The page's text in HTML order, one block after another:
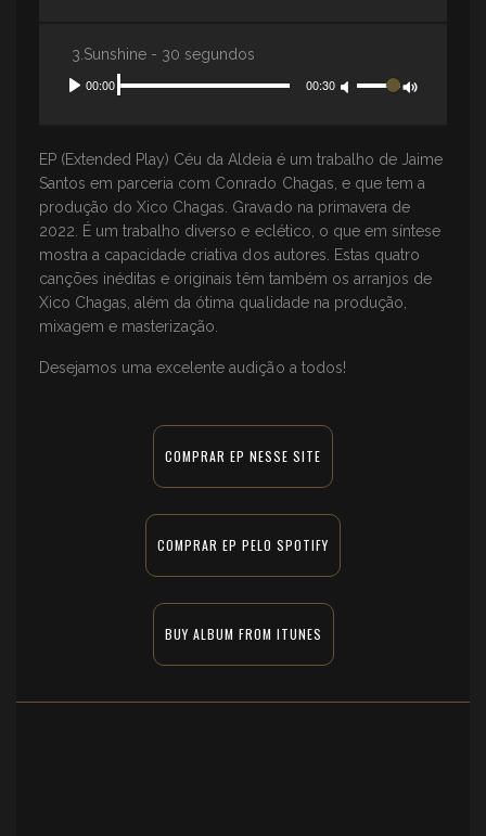
EP (Extended Play) Céu da Aldeia é um trabalho de Jaime
Santos em parceria com Conrado Chagas, e que tem a
produção do Xico Chagas. Gravado na primavera de
2022. É um trabalho diverso e eclético, o que em síntese
mostra a capacidade criativa dos autores. Estas quatro
canções inéditas e originais têm também os arranjos de
Xico Chagas, além da ótima qualidade na produção,
mixagem e masterização.
Desejamos uma excelente audição a todos!
COMPRAR EP NESSE SITE
COMPRAR EP PELO SPOTIFY
BUY ALBUM FROM ITUNES
3.Sunshine - 30 segundos
Seek
Current
00:00 Duration
00:30 Volume